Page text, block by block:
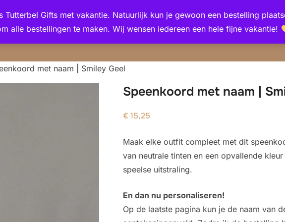
Gifts met vakantie. Natuurlijk kun je gewoon een bestelling
alle bestellingen te maken. Wij wensen iedereen een hele fijne vakantie!
met naam | Smiley Geel
Speenkoord met naam |
€ 15,25
Maak elke outfit compleet met dit
van neutrale tinten en een opvallende
speelse uitstraling.
En dan nu personaliseren!
Op de laatste pagina kun je de naam van